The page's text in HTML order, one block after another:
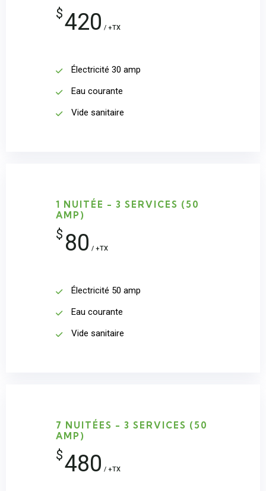
$420 / +TX
Électricité 30 amp
Eau courante
Vide sanitaire
1 NUITÉE - 3 SERVICES (50
AMP)
$ 80 / +TX
Électricité 50 amp
Eau courante
Vide sanitaire
7 NUITÉES - 3 SERVICES (50
AMP)
$480 / +TX